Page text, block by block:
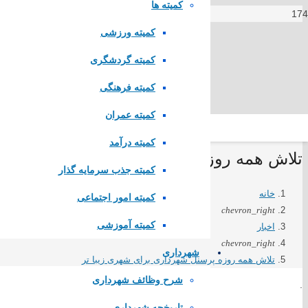
کمیته ها
کمیته ورزشی
کمیته گردشگری
کمیته فرهنگی
کمیته عمران
کمیته درآمد
کمیته جذب سرمایه گذار
کمیته امور اجتماعی
کمیته آموزشی
شهرداری
شرح وظائف شهرداری
تلاش همه روزه پرسنل شهرداری برای شهری
خانه
chevron_right
اخبار
chevron_right
تلاش همه روزه پرسنل شهرداری برای شهری زیبا تر
یگاه اطلاع رسانی مقام معظم رهبری
پایگاه اطلاع رسانی ریاست جمهوری
وزارت کشور